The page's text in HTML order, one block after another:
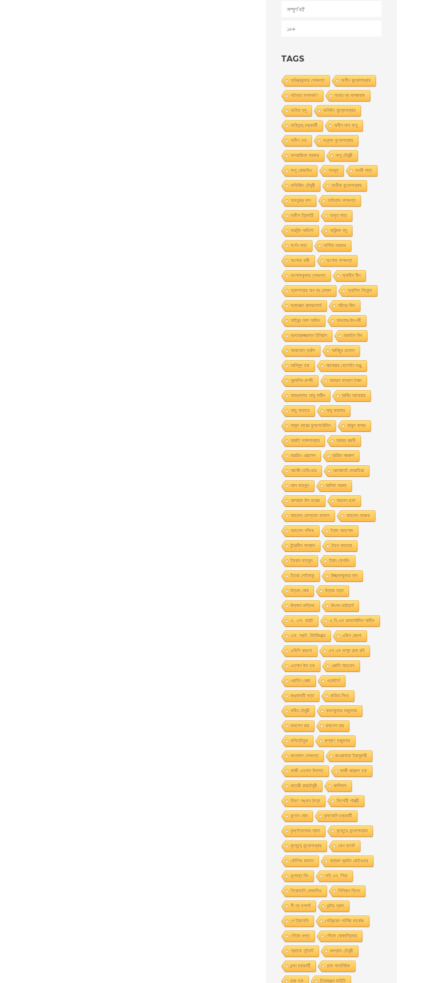
সম্পুর্ণ বই
১৮+
TAGS
অচিন্ত্যকুমার সেনগুপ্ত অতীন বন্দ্যোপাধ্যায়
অদ্বৈত মল্লবর্মণ অনরে দ্য বালজ্যাক
অনিতা বসু অনির্বাণ বন্দ্যোপাধ্যায়
অনিলেন্দু চক্রবর্তী অনীশ দাস অপু
অনীশ দেব অনুপম মুখোপাধ্যায়
অপরাজিতা সরকার অপু চৌধুরী
অপু রােজারিও অবধূত অবনী সাহা
অভিজিৎ চৌধুরী অভীক মুখোপাধ্যায়
অমরেন্দ্র দাস অমিতাভ দাশগুপ্ত
অমীশ ত্রিপাঠি অমৃত সাহা
অরবিন্দ আডিগা অরিন্দম বসু
অর্ণব সাহা অর্পিতা সরকার
অলোক বারী অশােক দাশগুপ্ত
অশোককুমার সেনগুপ্ত অ্যানীস নীন
অ্যাম্পায়ার অব দ্য মােঘল অ্যালিস সিবােন্ড
অ্যালেক্স রাদারফোর্ড আঁদ্রে জিদ
আইয়ুব আল আমিন আখতার-উন-নবী
আখতারুজ্জামান ইলিয়াস আনাইস নিন
আনাতােল ফ্রাঁস আনিছুর রহমান
আনিসুল হক আনোয়ার হোসেইন মঞ্জু
আন্দালিব রাশদী আবদুল মান্নান সৈয়দ
আবদুল্লাহ আবু সায়ীদ আবিদ আনোয়ার
আবু আযহার আবু কায়সার
আবুল খায়ের মুসলেহউদ্দিন আবুল বাশার
আরতি গঙ্গোপাধ্যায় আরব্য রজনী
আরভিং ওয়ালেস আরিফ নজরুল
আর্নেষ্ট হেমিংওয়ে আলবার্তো মােরাভিয়া
আল মাহমুদ আলিফ লায়লা
আশরাফ উল ময়েজ আহমদ ছফা
আহমাদ মোস্তফা কামাল আহমেদ ফারুক
আহমেদ শফিক ইনাম আহম্মেদ
ইন্দ্রনীল সান্যাল ইভন নাভারাে
ইমরান মাহমুদ ইয়ান ফ্লেমিং
ইহারা সেইকাকু উজ্জ্বলকুমার দাস
উত্তম ঘােষ উত্তম দত্ত
উল্লাস মল্লিক উৎপল ভট্টাচার্য
এ. এস. বায়াট এ.বি.এম কামালউদ্দিন শামীম
এফ. স্কট. ফিটজিরাল্ড এমিল জোলা
এমিলি বারলো এস এম মাসুদ রানা রবি
এহসান উল হক ওয়াসি আহমেদ
ওয়াহিদ রেজা ওয়েস্টার্ন
কঙ্কাবতী দত্ত কবিতা সিংহ
কবীর চৌধুরী কমলকুমার মজুমদার
কমলেশ রায় কমলেশ রায়
কলিকৌতুক কল্যাণ মজুমদার
কল্লোল সেনগুপ্ত কাওয়াবাতা ইয়াসুমারী
কাজী এহসান উল্লাহ কাজী জহুরুল হক
কাবেরী রায়চৌধুরী কালিদাস
কিরণ শঙ্কর মৈত্র কিশোরী শাস্ত্রী
কুণাল ঘোষ কৃষ্ণকলি চক্রবর্তী
কৃষ্ণদ্বৈপায়ন ব্যাস কৃষ্ণেন্দু মুখােপাধ্যায়
কৃষ্ণেন্দু মুখোপাধ্যায় কেন ফলেট
কৌশিক জামান ক্যারল ব্রাউন জেইনওয়ে
খুশবন্ত সিং গাই এন. স্মিথ
গিয়ােভানি বােকাসিও গিলিয়ান ফ্লিন
গী দ্য মপাসাঁ গুন্টার গ্রাস
গে ট্যালেসি গেব্রিয়েল গার্সিয়া মার্কেজ
গৌতম গুপ্ত গৌতম ঘোষদস্তিদার
গ্রাহাম সুইফট ঘনশ্যাম চৌধুরী
চন্দন চক্রবর্তী চাক পালানিউক
চারু হক চিত্ররঞ্জন মাইতি